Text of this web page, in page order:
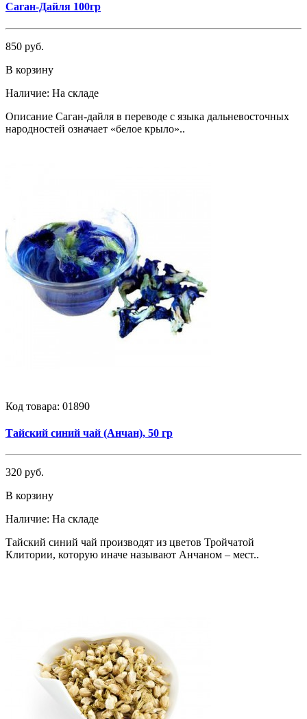
Саган-Дайля 100гр
850 руб.
В корзину
Наличие: На складе
Описание Саган-дайля в переводе с языка дальневосточных
народностей означает «белое крыло»..
Код товара: 01890
Тайский синий чай (Анчан), 50 гр
320 руб.
В корзину
Наличие: На складе
Тайский синий чай производят из цветов Тройчатой
Клитории, которую иначе называют Анчаном – мест..